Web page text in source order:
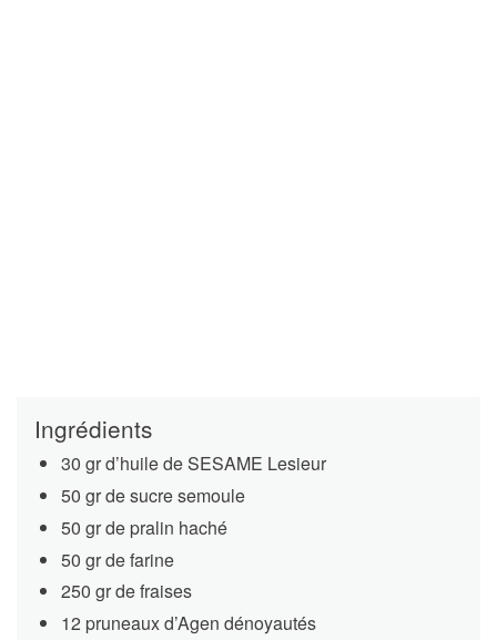
Ingrédients
30 gr d’huile de SESAME Lesieur
50 gr de sucre semoule
50 gr de pralin haché
50 gr de farine
250 gr de fraises
12 pruneaux d’Agen dénoyautés